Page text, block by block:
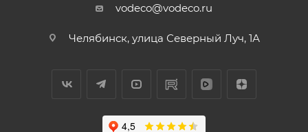
vodeco@vodeco.ru
Челябинск, улица Северный Луч, 1А